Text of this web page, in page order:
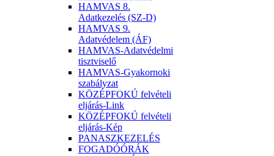
HAMVAS 8.
Adatkezelés (SZ-D)
HAMVAS 9.
Adatvédelem (ÁF)
HAMVAS-Adatvédelmi
tisztviselő
HAMVAS-Gyakornoki
szabályzat
KÖZÉPFOKÚ felvételi
eljárás-Link
KÖZÉPFOKÚ felvételi
eljárás-Kép
PANASZKEZELÉS
FOGADÓÓRÁK